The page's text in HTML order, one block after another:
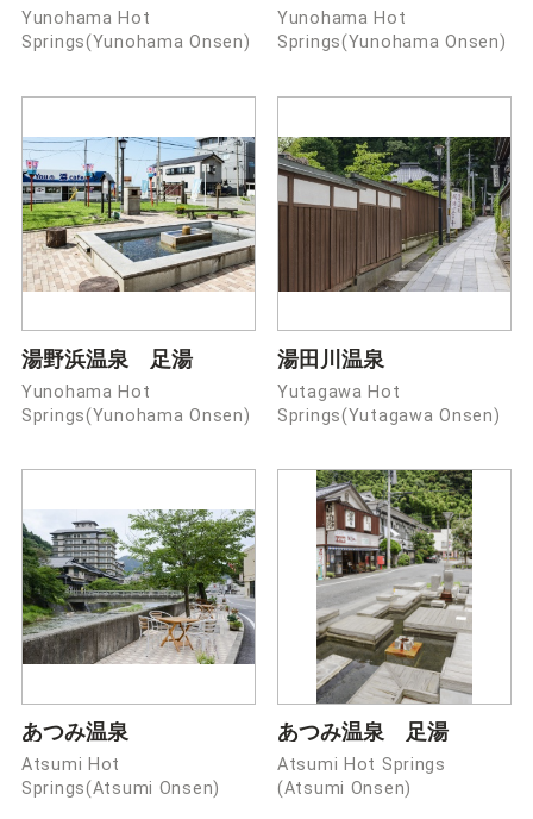
Yunohama Hot
Springs(Yunohama Onsen)
Yunohama Hot
Springs(Yunohama Onsen)
湯野浜温泉 足湯
Yunohama Hot
Springs(Yunohama Onsen)
湯田川温泉
Yutagawa Hot
Springs(Yutagawa Onsen)
あつみ温泉
Atsumi Hot
Springs(Atsumi Onsen)
あつみ温泉 足湯
Atsumi Hot Springs
(Atsumi Onsen)